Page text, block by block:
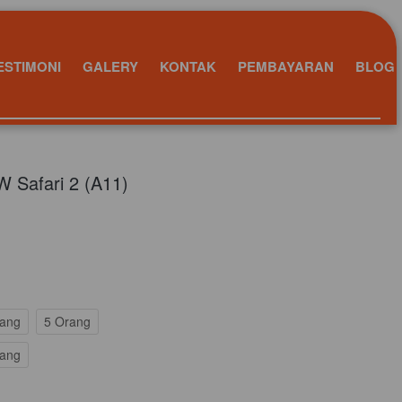
GALERY KONTAK PEMBAYARAN BLOG
Safari 2 (A11)
5 Orang